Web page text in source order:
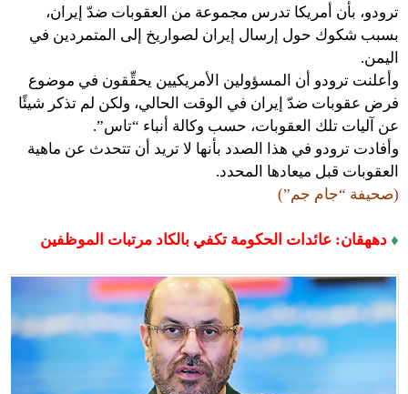
ترودو، بأن أمريكا تدرس مجموعة من العقوبات ضدّ إيران،
بسبب شكوك حول إرسال إيران لصواريخ إلى المتمردين في
اليمن.
وأعلنت ترودو أن المسؤولين الأمريكيين يحقِّقون في موضوع
فرض عقوبات ضدّ إيران في الوقت الحالي، ولكن لم تذكر شيئًا
عن آليات تلك العقوبات، حسب وكالة أنباء “تاس”.
وأفادت ترودو في هذا الصدد بأنها لا تريد أن تتحدث عن ماهية
العقوبات قبل ميعادها المحدد.
(صحيفة “جام جم”)
♦ دههقان: عائدات الحكومة تكفي بالكاد مرتبات الموظفين